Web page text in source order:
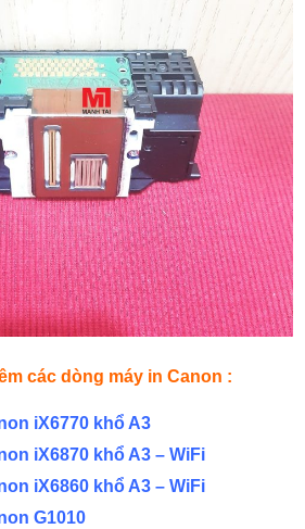
các dòng máy in Canon :
iX6770 khổ A3
iX6870 khổ A3 – WiFi
iX6860 khổ A3 – WiFi
G1010